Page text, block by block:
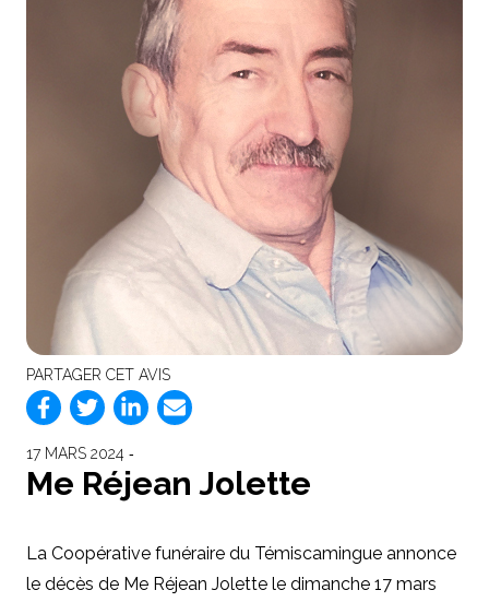
PARTAGER CET AVIS
17 MARS 2024 ‐
Me Réjean Jolette
La Coopérative funéraire du Témiscamingue annonce
le décès de Me Réjean Jolette le dimanche 17 mars